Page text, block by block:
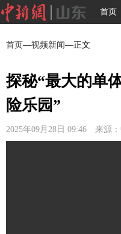
首页
首页—视频新闻—正文
探秘“最大的单
险乐园”
2025年09月28日 09:46 来源